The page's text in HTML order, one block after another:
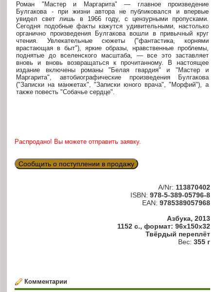
Роман "Мастер и Маргарита" — главное произведение
Булгакова - при жизни автора не публиковался и впервые
увидел свет лишь в 1966 году, с цензурными пропусками.
Сегодня подобные факты кажутся удивительными, настолько
органично произведения Булгакова вошли в привычный круг
чтения. Увлекательные сюжеты ("фантастика, корнями
врастающая в быт"), яркие образы, нравственные проблемы,
поднятые до вселенского масштаба, — все это заставляет
вновь и вновь возвращаться к прочитанному. В настоящее
издание включены романы "Белая гвардия" и "Мастер и
Маргарита", автобиографические произведения Булгакова
("Записки на манжетах", "Записки юного врача", "Морфий"), а
также повесть "Собачье сердце".
Распродано! Вы можете отправить заявку.
Сообщить о поступлении в продажу
A/Nr: 113870402
ISBN: 978-5-389-05796-8
EAN: 9785389057968
Азбука, 2013
1152 с., формат: 96x150x32
Твёрдый переплёт
Вес: 355 г
Комментарии